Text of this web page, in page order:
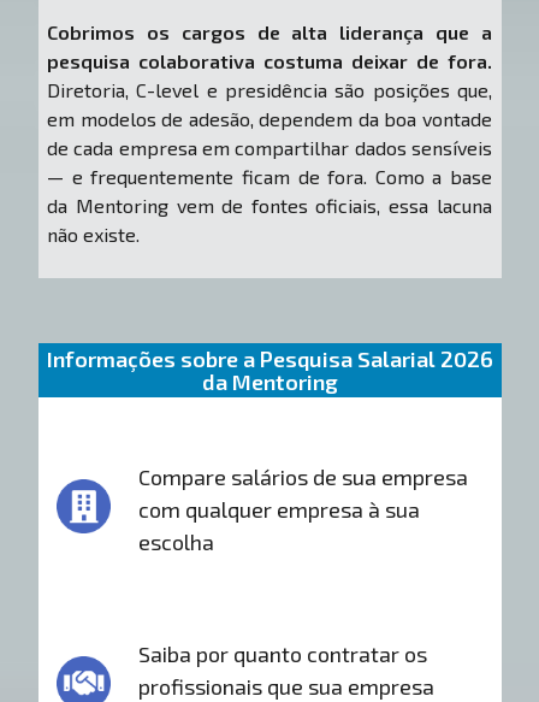
Cobrimos os cargos de alta liderança que a
pesquisa colaborativa costuma deixar de fora.
Diretoria, C-level e presidência são posições que,
em modelos de adesão, dependem da boa vontade
de cada empresa em compartilhar dados sensíveis
— e frequentemente ficam de fora. Como a base
da Mentoring vem de fontes oficiais, essa lacuna
não existe.
Informações sobre a Pesquisa Salarial 2026
da Mentoring
Compare salários de sua empresa
com qualquer empresa à sua
escolha
Saiba por quanto contratar os
profissionais que sua empresa